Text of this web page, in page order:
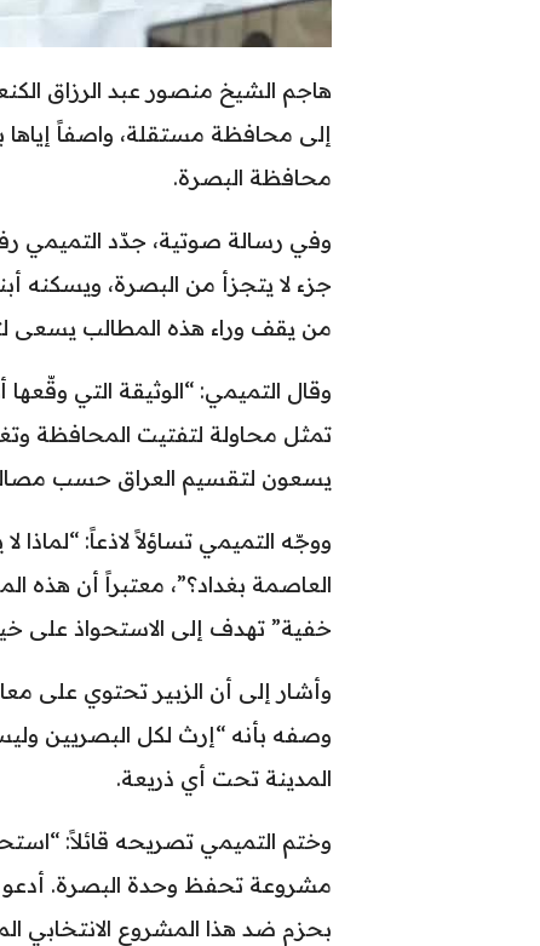
هاجم الشيخ منصور عبد الرزاق
إلى محافظة مستقلة، واصفاً إياها
محافظة البصرة.
وفي رسالة صوتية، جدّد التميمي
جزء لا يتجزأ من البصرة، ويسكنه
من يقف وراء هذه المطالب يسعى
وقال التميمي: “الوثيقة التي
تمثل محاولة لتفتيت المحافظة
يسعون لتقسيم العراق حسب
ووجّه التميمي تساؤلاً لاذعاً:
العاصمة بغداد؟”، معتبراً أن
خفية” تهدف إلى الاستحواذ على
وأشار إلى أن الزبير تحتوي على
وصفه بأنه “إرث لكل البصريين
المدينة تحت أي ذريعة.
وختم التميمي تصريحه قائلاً:
مشروعة تحفظ وحدة البصرة. أدعو
بحزم ضد هذا المشروع الانتخابي